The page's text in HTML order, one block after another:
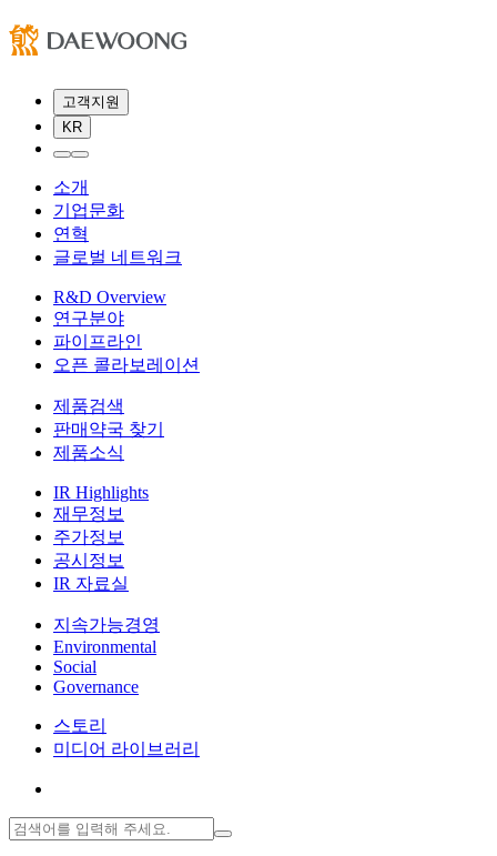
고객지원
KR
소개
기업문화
연혁
글로벌 네트워크
R&D Overview
연구분야
파이프라인
오픈 콜라보레이션
제품검색
판매약국 찾기
제품소식
IR Highlights
재무정보
주가정보
공시정보
IR 자료실
지속가능경영
Environmental
Social
Governance
스토리
미디어 라이브러리